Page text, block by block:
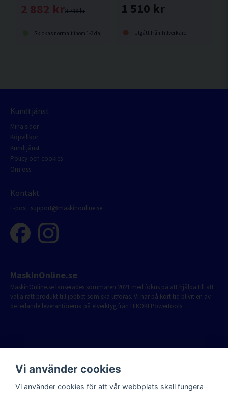
3 798 kr
2 882 kr
Skickas normalt inom 1-3 dagar
1 510 kr
Utgått från Tillverkare
Kundtjänst
Mina sidor
Köpvillkor
Kundtjänst
Policy och cookies
Om oss
Kontakt
E-post: support@maskinonline.se
MaskinOnline.se
MaskinOnline.se lanserades sommaren 2021 med fokus på att hjälpa till att
välja rätt produkt till jobbet som ska utföras. Vi har på kort tid blivit en av
de ledande leverantörerna på elverktyg från HiKOKI Powertools.
Vi använder cookies
Vi använder cookies för att vår webbplats skall fungera